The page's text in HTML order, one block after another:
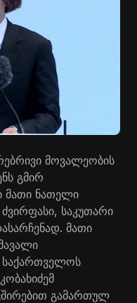
მოვალეობის
გმირ
მათი ნათელი
ძვირფასი, საკუთარი
მათი
საქართველოს
გამართულ